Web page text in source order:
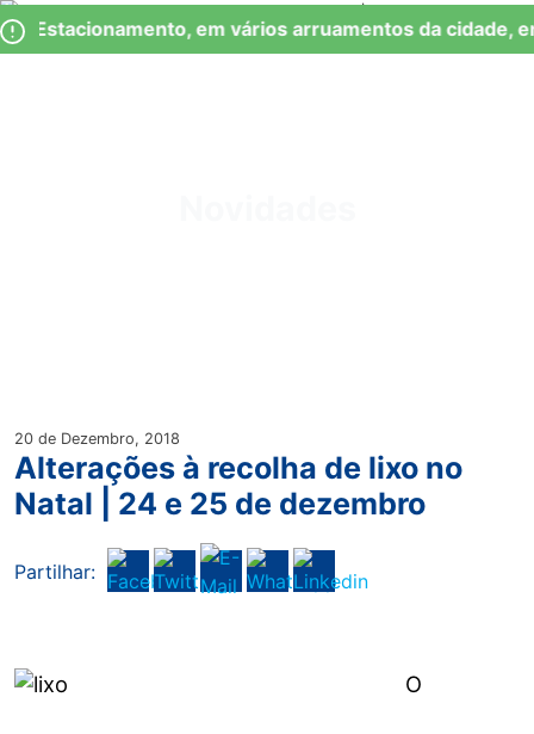
Observação:
este
Skip
to
Estacionamento, em vários arruamentos da cidade,
20 de Dezembro, 2018
Alterações à recolha de lixo no
Natal | 24 e 25 de dezembro
Partilhar:
O